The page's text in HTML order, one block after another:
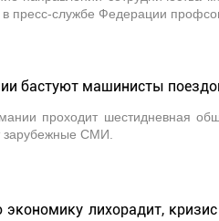
пресс-службе Федерации
бастуют машинисты
проходит шестидневная
СМИ.
лихорадит,